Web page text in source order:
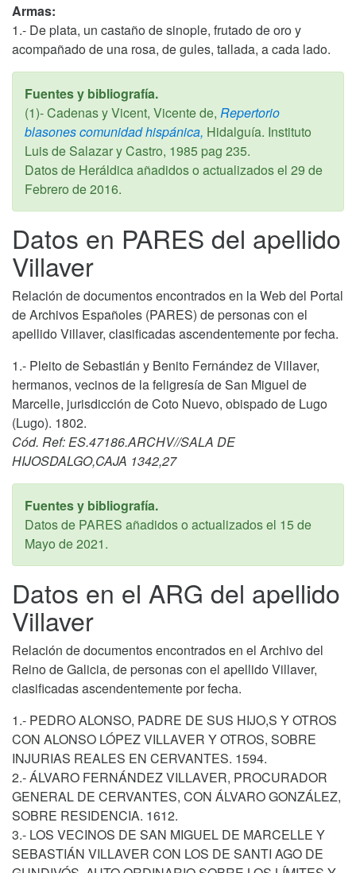
Armas:
1.- De plata, un castaño de sinople, frutado de oro y
acompañado de una rosa, de gules, tallada, a cada lado.
Fuentes y bibliografía.
(1)- Cadenas y Vicent, Vicente de, Repertorio
blasones comunidad hispánica, Hidalguía. Instituto
Luis de Salazar y Castro, 1985 pag 235.
Datos de Heráldica añadidos o actualizados el 29 de
Febrero de 2016.
Datos en PARES del apellido
Villaver
Relación de documentos encontrados en la Web del Portal
de Archivos Españoles (PARES) de personas con el
apellido Villaver, clasificadas ascendentemente por fecha.
1.- Pleito de Sebastián y Benito Fernández de Villaver,
hermanos, vecinos de la feligresía de San Miguel de
Marcelle, jurisdicción de Coto Nuevo, obispado de Lugo
(Lugo). 1802.
Cód. Ref: ES.47186.ARCHV//SALA DE
HIJOSDALGO,CAJA 1342,27
Fuentes y bibliografía.
Datos de PARES añadidos o actualizados el 15 de
Mayo de 2021.
Datos en el ARG del apellido
Villaver
Relación de documentos encontrados en el Archivo del
Reino de Galicia, de personas con el apellido Villaver,
clasificadas ascendentemente por fecha.
1.- PEDRO ALONSO, PADRE DE SUS HIJO,S Y OTROS
CON ALONSO LÓPEZ VILLAVER Y OTROS, SOBRE
INJURIAS REALES EN CERVANTES. 1594.
2.- ÁLVARO FERNÁNDEZ VILLAVER, PROCURADOR
GENERAL DE CERVANTES, CON ÁLVARO GONZÁLEZ,
SOBRE RESIDENCIA. 1612.
3.- LOS VECINOS DE SAN MIGUEL DE MARCELLE Y
SEBASTIÁN VILLAVER CON LOS DE SANTI AGO DE